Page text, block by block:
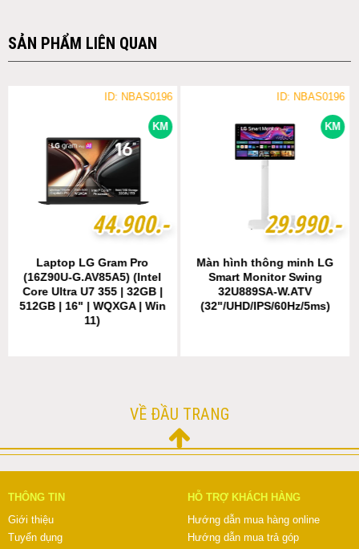
SẢN PHẨM LIÊN QUAN
KM
ID: NBAS0196
44.900.-
44.900.-
Laptop LG Gram Pro
(16Z90U-G.AV85A5) (Intel
Core Ultra U7 355 | 32GB |
512GB | 16" | WQXGA | Win
11)
KM
ID: NBAS0196
29.990.-
29.990.-
Màn hình thông minh LG
Smart Monitor Swing
32U889SA-W.ATV
(32"/UHD/IPS/60Hz/5ms)
VỀ ĐẦU TRANG
THÔNG TIN
Giới thiệu
Tuyển dụng
HỖ TRỢ KHÁCH HÀNG
Hướng dẫn mua hàng online
Hướng dẫn mua trả góp